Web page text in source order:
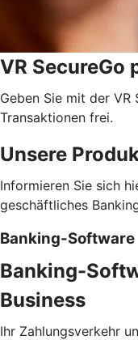
VR SecureGo
Geben Sie mit der VR
Transaktionen frei.
Unsere
Informieren Sie sich
geschäftliches
Banking-Software
Banking-
Business
Ihr Zahlungsverkehr